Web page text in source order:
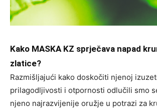
Kako MASKA KZ sprječava napad
zlatice?
Razmišljajući kako doskočiti njenoj
prilagodljivosti i otpornosti odlučili smo
njeno najrazvijenije oružje u potrazi za